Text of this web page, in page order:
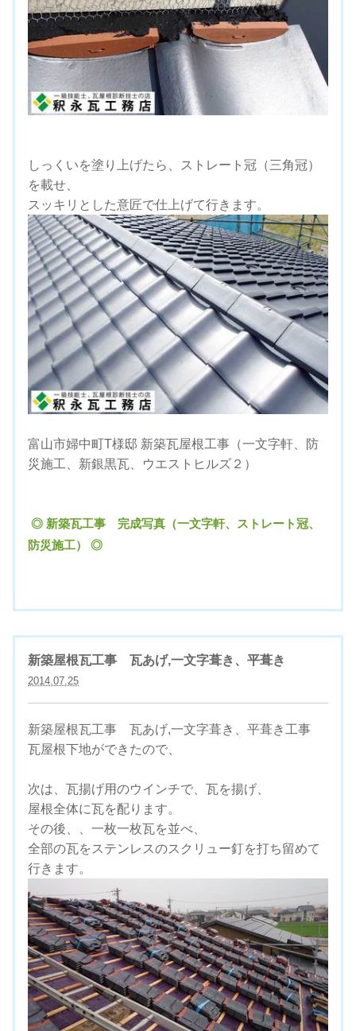
しっくいを塗り上げたら、ストレート冠（三角冠）
を載せ、
スッキリとした意匠で仕上げて行きます。
富山市婦中町T様邸 新築瓦屋根工事（一文字軒、防
災施工、新銀黒瓦、ウエストヒルズ２）
◎ 新築瓦工事 完成写真（一文字軒、ストレート冠、
防災施工） ◎
新築屋根瓦工事 瓦あげ,一文字葺き、平葺き
2014.07.25
新築屋根瓦工事 瓦あげ,一文字葺き、平葺き工事
瓦屋根下地ができたので、
次は、瓦揚げ用のウインチで、瓦を揚げ、
屋根全体に瓦を配ります。
その後、、一枚一枚瓦を並べ、
全部の瓦をステンレスのスクリュー釘を打ち留めて
行きます。